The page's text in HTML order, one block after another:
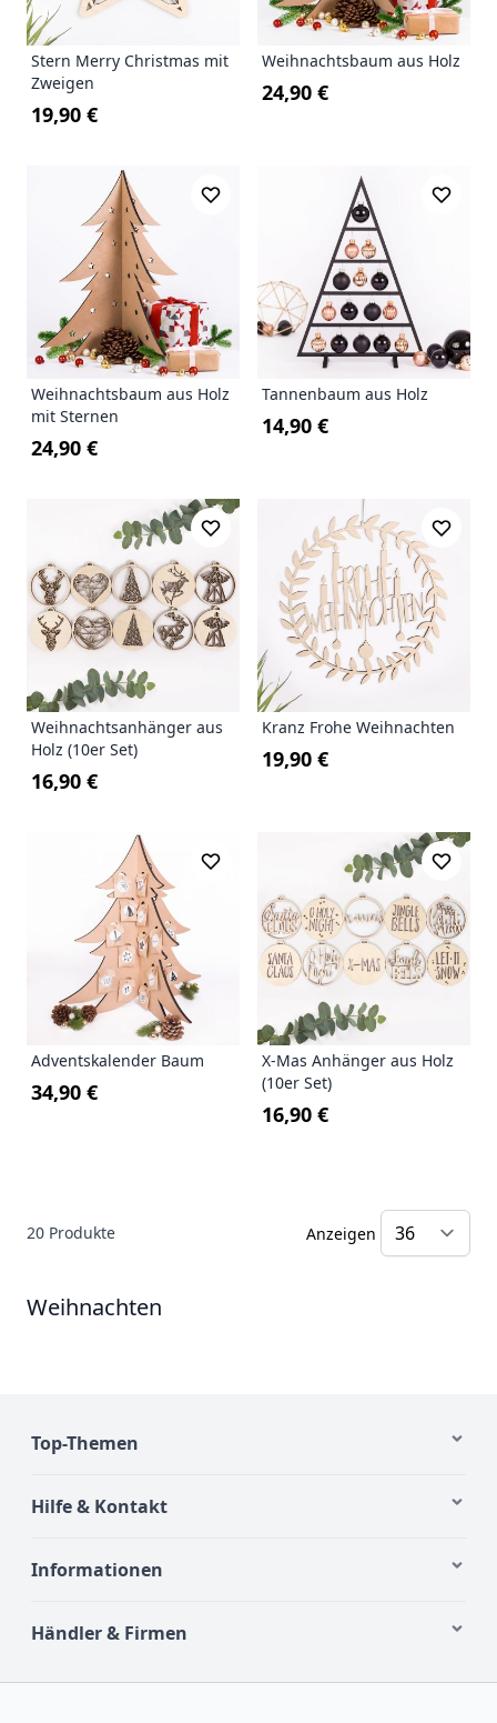
Stern Merry Christmas mit
Zweigen
19,90 €
Weihnachtsbaum aus Holz
24,90 €
Weihnachtsbaum aus Holz
mit Sternen
24,90 €
Tannenbaum aus Holz
14,90 €
Weihnachtsanhänger aus
Holz (10er Set)
16,90 €
Kranz Frohe Weihnachten
19,90 €
Adventskalender Baum
34,90 €
X-Mas Anhänger aus Holz
(10er Set)
16,90 €
20 Produkte Anzeigen
Weihnachten
Top-Themen
Hilfe & Kontakt
Informationen
Händler & Firmen